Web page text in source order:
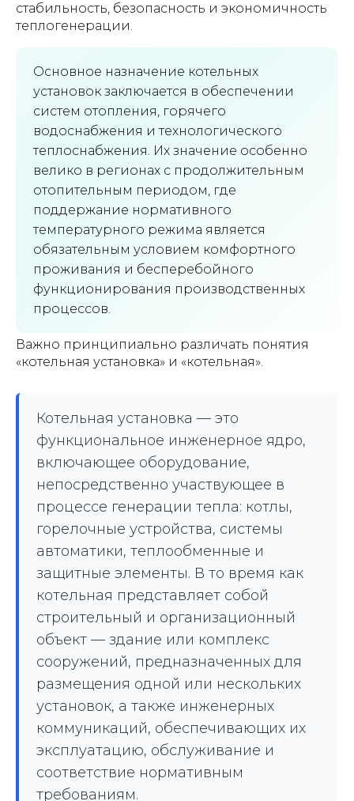
стабильность, безопасность и экономичность
теплогенерации.
Основное назначение котельных
установок заключается в обеспечении
систем отопления, горячего
водоснабжения и технологического
теплоснабжения. Их значение особенно
велико в регионах с продолжительным
отопительным периодом, где
поддержание нормативного
температурного режима является
обязательным условием комфортного
проживания и бесперебойного
функционирования производственных
процессов.
Важно принципиально различать понятия
«котельная установка» и «котельная».
Котельная установка — это
функциональное инженерное ядро,
включающее оборудование,
непосредственно участвующее в
процессе генерации тепла: котлы,
горелочные устройства, системы
автоматики, теплообменные и
защитные элементы. В то время как
котельная представляет собой
строительный и организационный
объект — здание или комплекс
сооружений, предназначенных для
размещения одной или нескольких
установок, а также инженерных
коммуникаций, обеспечивающих их
эксплуатацию, обслуживание и
соответствие нормативным
требованиям.